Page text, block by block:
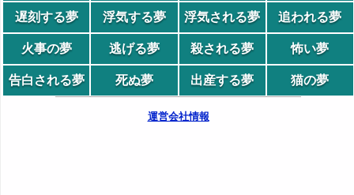
遅刻する夢 浮気する夢 浮気される夢 追われる夢
火事の夢 逃げる夢 殺される夢 怖い夢
告白される夢 死ぬ夢 出産する夢 猫の夢
運営会社情報